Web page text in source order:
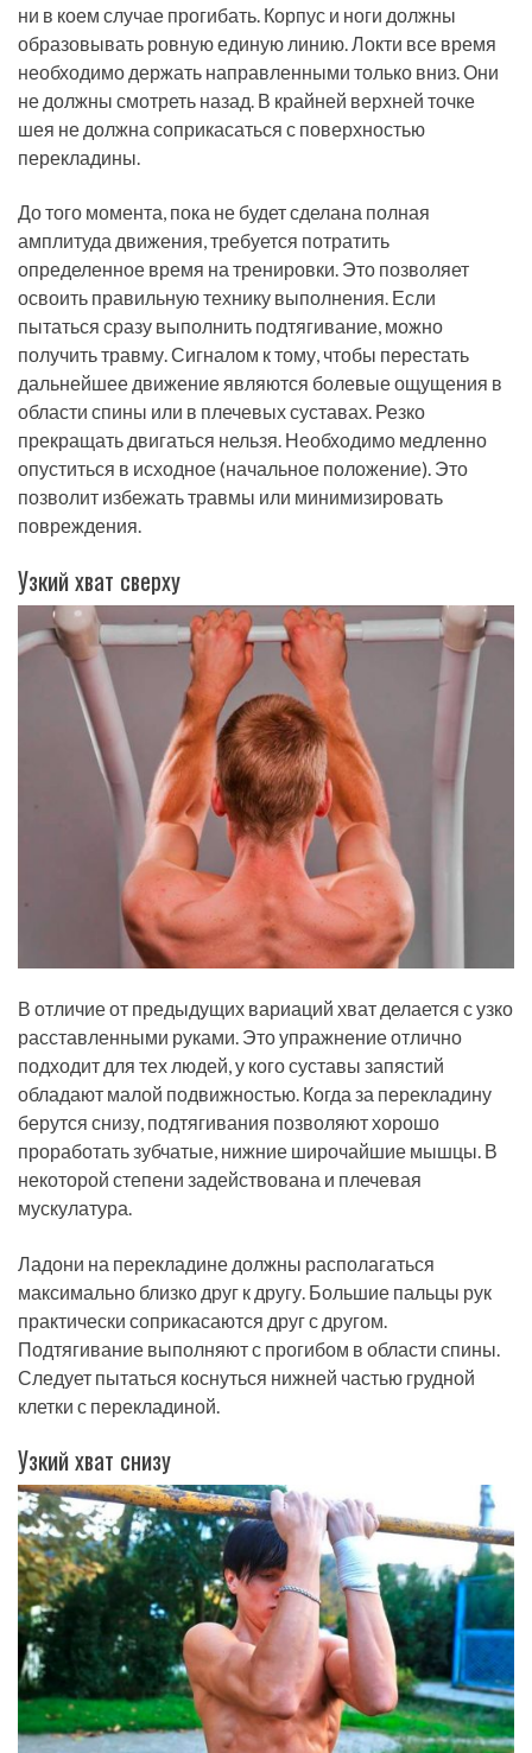
ни в коем случае прогибать. Корпус и ноги должны
образовывать ровную единую линию. Локти все время
необходимо держать направленными только вниз. Они
не должны смотреть назад. В крайней верхней точке
шея не должна соприкасаться с поверхностью
перекладины.
До того момента, пока не будет сделана полная
амплитуда движения, требуется потратить
определенное время на тренировки. Это позволяет
освоить правильную технику выполнения. Если
пытаться сразу выполнить подтягивание, можно
получить травму. Сигналом к тому, чтобы перестать
дальнейшее движение являются болевые ощущения в
области спины или в плечевых суставах. Резко
прекращать двигаться нельзя. Необходимо медленно
опуститься в исходное (начальное положение). Это
позволит избежать травмы или минимизировать
повреждения.
Узкий хват сверху
В отличие от предыдущих вариаций хват делается с узко
расставленными руками. Это упражнение отлично
подходит для тех людей, у кого суставы запястий
обладают малой подвижностью. Когда за перекладину
берутся снизу, подтягивания позволяют хорошо
проработать зубчатые, нижние широчайшие мышцы. В
некоторой степени задействована и плечевая
мускулатура.
Ладони на перекладине должны располагаться
максимально близко друг к другу. Большие пальцы рук
практически соприкасаются друг с другом.
Подтягивание выполняют с прогибом в области спины.
Следует пытаться коснуться нижней частью грудной
клетки с перекладиной.
Узкий хват снизу